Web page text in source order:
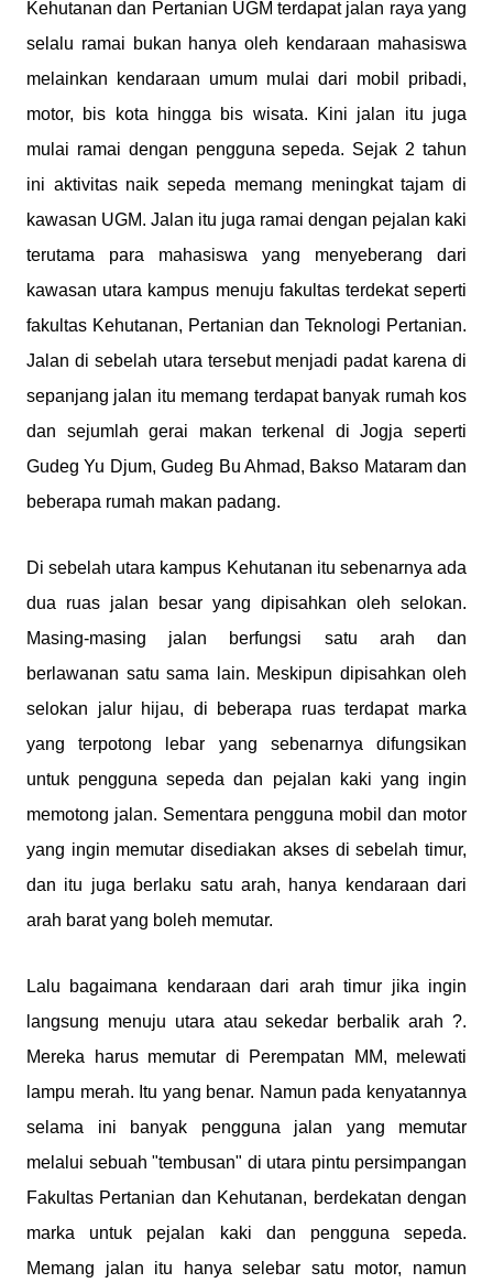
Kehutanan dan Pertanian UGM terdapat jalan raya yang
selalu ramai bukan hanya oleh kendaraan mahasiswa
melainkan kendaraan umum mulai dari mobil pribadi,
motor, bis kota hingga bis wisata. Kini jalan itu juga
mulai ramai dengan pengguna sepeda. Sejak 2 tahun
ini aktivitas naik sepeda memang meningkat tajam di
kawasan UGM. Jalan itu juga ramai dengan pejalan kaki
terutama para mahasiswa yang menyeberang dari
kawasan utara kampus menuju fakultas terdekat seperti
fakultas Kehutanan, Pertanian dan Teknologi Pertanian.
Jalan di sebelah utara tersebut menjadi padat karena di
sepanjang jalan itu memang terdapat banyak rumah kos
dan sejumlah gerai makan terkenal di Jogja seperti
Gudeg Yu Djum, Gudeg Bu Ahmad, Bakso Mataram dan
beberapa rumah makan padang.
Di sebelah utara kampus Kehutanan itu sebenarnya ada
dua ruas jalan besar yang dipisahkan oleh selokan.
Masing-masing jalan berfungsi satu arah dan
berlawanan satu sama lain. Meskipun dipisahkan oleh
selokan jalur hijau, di beberapa ruas terdapat marka
yang terpotong lebar yang sebenarnya difungsikan
untuk pengguna sepeda dan pejalan kaki yang ingin
memotong jalan. Sementara pengguna mobil dan motor
yang ingin memutar disediakan akses di sebelah timur,
dan itu juga berlaku satu arah, hanya kendaraan dari
arah barat yang boleh memutar.
Lalu bagaimana kendaraan dari arah timur jika ingin
langsung menuju utara atau sekedar berbalik arah ?.
Mereka harus memutar di Perempatan MM, melewati
lampu merah. Itu yang benar. Namun pada kenyatannya
selama ini banyak pengguna jalan yang memutar
melalui sebuah "tembusan" di utara pintu persimpangan
Fakultas Pertanian dan Kehutanan, berdekatan dengan
marka untuk pejalan kaki dan pengguna sepeda.
Memang jalan itu hanya selebar satu motor, namun